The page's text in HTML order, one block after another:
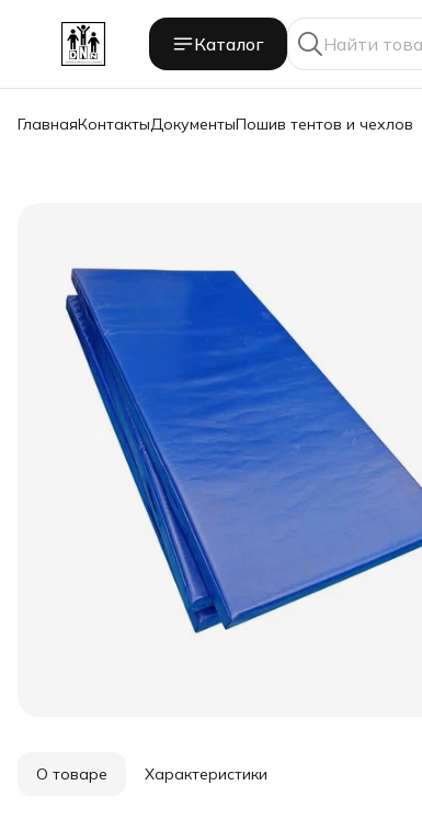
Каталог
ГлавнаяКонтактыДокументыПошив тентов и чехлов
О товаре Характеристики